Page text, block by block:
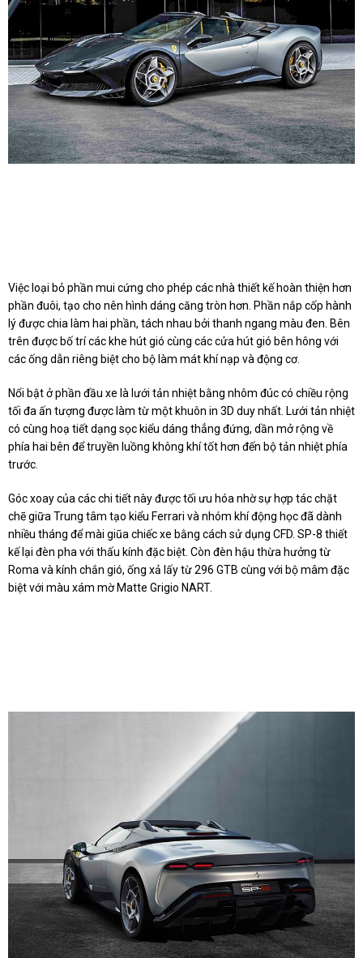
Việc loại bỏ phần mui cứng cho phép các nhà thiết kế hoàn thiện hơn
phần đuôi, tạo cho nên hình dáng căng tròn hơn. Phần nắp cốp hành
lý được chia làm hai phần, tách nhau bởi thanh ngang màu đen. Bên
trên được bố trí các khe hút gió cùng các cửa hút gió bên hông với
các ống dẫn riêng biệt cho bộ làm mát khí nạp và động cơ.
Nổi bật ở phần đầu xe là lưới tản nhiệt bằng nhôm đúc có chiều rộng
tối đa ấn tượng được làm từ một khuôn in 3D duy nhất. Lưới tản nhiệt
có cùng hoạ tiết dạng sọc kiểu dáng thẳng đứng, dần mở rộng về
phía hai bên để truyền luồng không khí tốt hơn đến bộ tản nhiệt phía
trước.
Góc xoay của các chi tiết này được tối ưu hóa nhờ sự hợp tác chặt
chẽ giữa Trung tâm tạo kiểu Ferrari và nhóm khí động học đã dành
nhiều tháng để mài giũa chiếc xe bằng cách sử dụng CFD. SP-8 thiết
kế lại đèn pha với thấu kính đặc biệt. Còn đèn hậu thừa hưởng từ
Roma và kính chắn gió, ống xả lấy từ 296 GTB cùng với bộ mâm đặc
biệt với màu xám mờ Matte Grigio NART.